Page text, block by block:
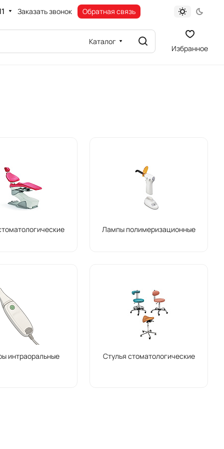
Заказать звонок Обратная связь
Каталог
Избранное
Лампы полимеризационные
интраоральные Стулья стоматологические